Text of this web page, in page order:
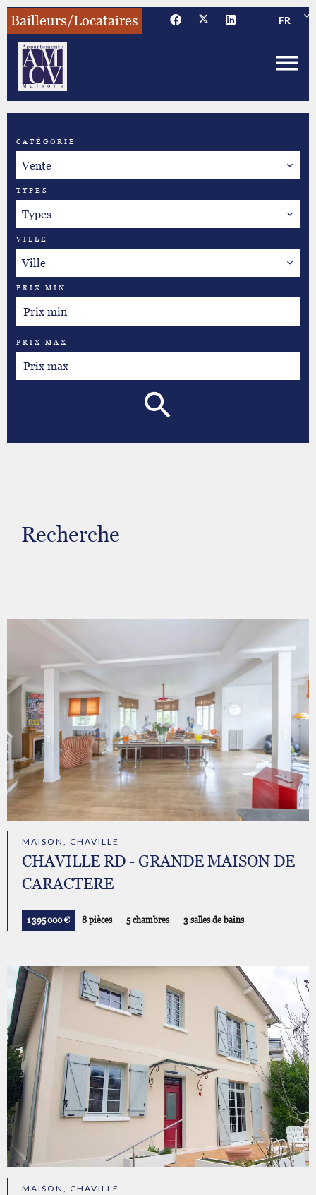
Bailleurs/Locataires FR
CATÉGORIE
Vente
TYPES
Types
VILLE
Ville
PRIX MIN
PRIX MAX
Recherche
MAISON, CHAVILLE
CHAVILLE RD - GRANDE MAISON DE
CARACTERE
1 395 000 € 8 pièces 5 chambres 3 salles de bains
MAISON, CHAVILLE